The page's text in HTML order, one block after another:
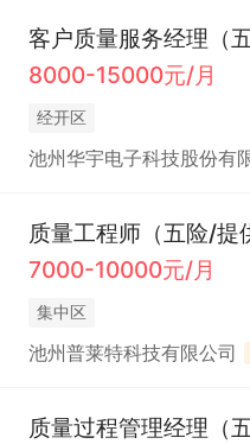
客户质量服务经理（
8000-15000元/月
经开区
池州华宇电子科技股份有
质量工程师（五险/提
7000-10000元/月
集中区
池州普莱特科技有限公司
质量过程管理经理（